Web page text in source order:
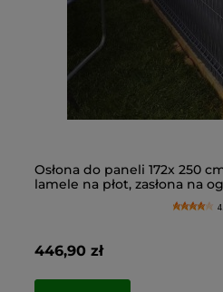
Osłona do paneli 172x 250
lamele na płot, zasłona na
446,90 zł